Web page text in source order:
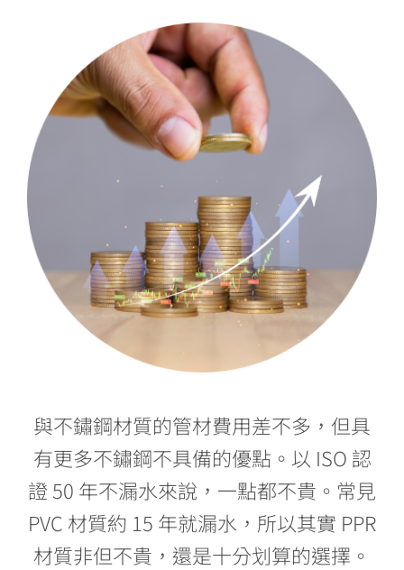
與不鏽鋼材質的管材費用差不多，但具
有更多不鏽鋼不具備的優點。以 ISO 認
證 50 年不漏水來說，一點都不貴。常見
PVC 材質約 15 年就漏水，所以其實 PPR
材質非但不貴，還是十分划算的選擇。